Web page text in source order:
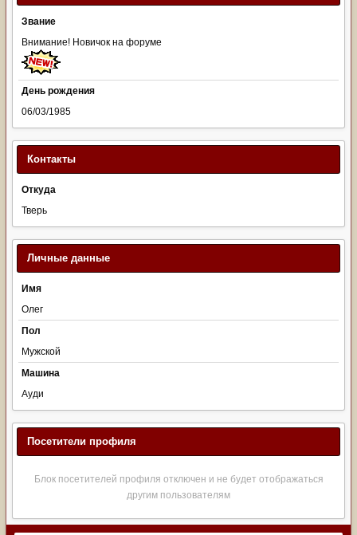
Звание
Внимание! Новичок на форуме
День рождения
06/03/1985
Контакты
Откуда
Тверь
Личные данные
Имя
Олег
Пол
Мужской
Машина
Ауди
Посетители профиля
Блок посетителей профиля отключен и не будет отображаться
другим пользователям